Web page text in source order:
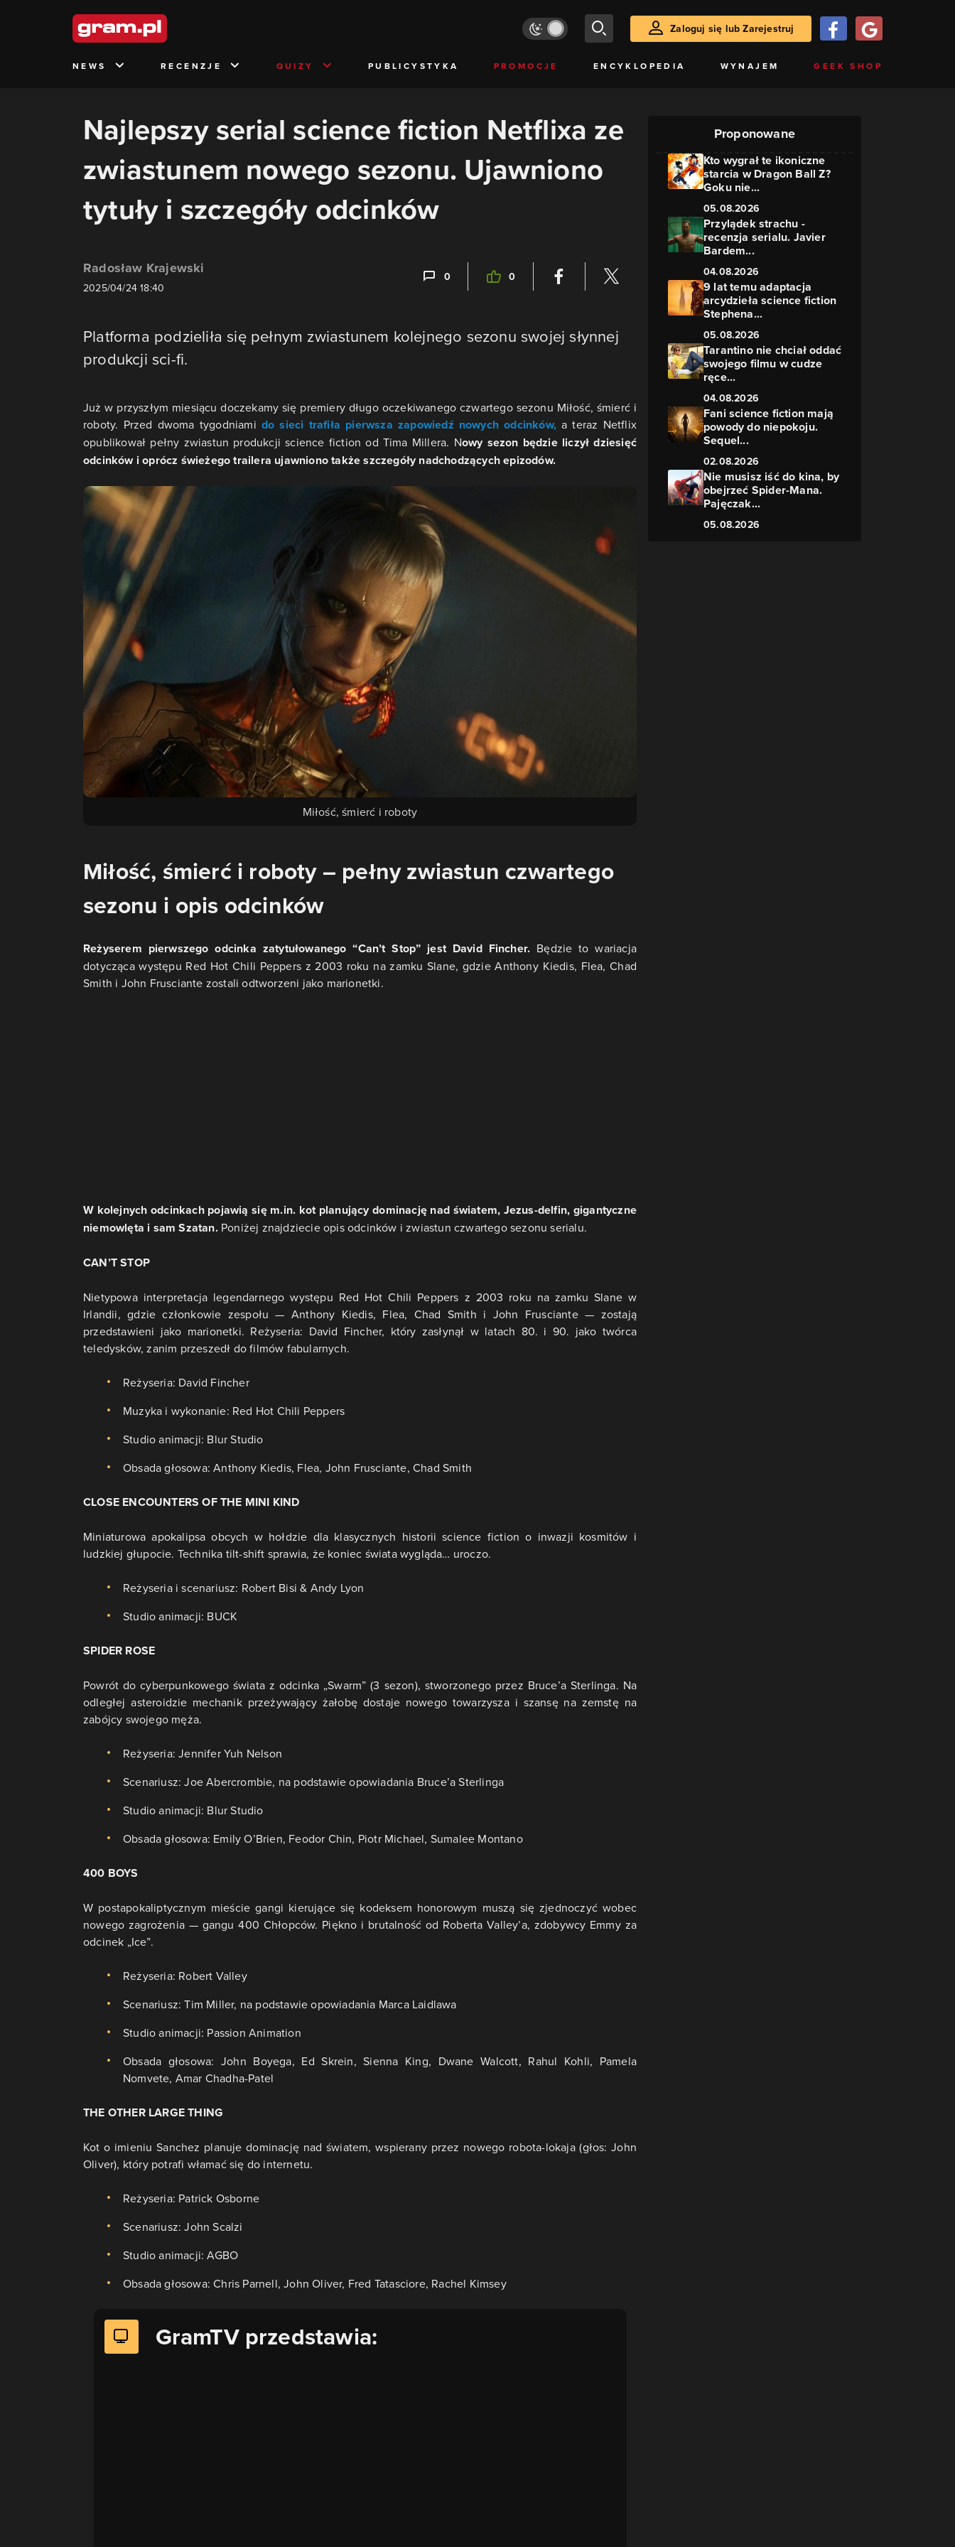
Zaloguj się lub Zarejestruj
NEWS RECENZJE QUIZY PUBLICYSTYKA PROMOCJE ENCYKLOPEDIA WYNAJEM GEEK SHOP
Najlepszy serial science fiction Netflixa ze
zwiastunem nowego sezonu. Ujawniono
tytuły i szczegóły odcinków
Radosław Krajewski
2025/04/24 18:40
0 0
Platforma podzieliła się pełnym zwiastunem kolejnego sezonu swojej słynnej
produkcji sci-fi.
Już w przyszłym miesiącu doczekamy się premiery długo oczekiwanego czwartego sezonu Miłość, śmierć i
roboty. Przed dwoma tygodniami do sieci trafiła pierwsza zapowiedź nowych odcinków,a teraz Netflix
opublikował pełny zwiastun produkcji science fiction od Tima Millera. Nowy sezon będzie liczył dziesięć
odcinków i oprócz świeżego trailera ujawniono także szczegóły nadchodzących epizodów.
Miłość, śmierć i roboty
Miłość, śmierć i roboty – pełny zwiastun czwartego
sezonu i opis odcinków
Reżyserem pierwszego odcinka zatytułowanego “Can’t Stop” jest David Fincher. Będzie to wariacja
dotycząca występu Red Hot Chili Peppers z 2003 roku na zamku Slane, gdzie Anthony Kiedis, Flea, Chad
Smith i John Frusciante zostali odtworzeni jako marionetki.
W kolejnych odcinkach pojawią się m.in. kot planujący dominację nad światem, Jezus-delfin, gigantyczne
niemowlęta i sam Szatan.Poniżej znajdziecie opis odcinków i zwiastun czwartego sezonu serialu.
CAN’T STOP
Nietypowa interpretacja legendarnego występu Red Hot Chili Peppers z 2003 roku na zamku Slane w
Irlandii, gdzie członkowie zespołu — Anthony Kiedis, Flea, Chad Smith i John Frusciante — zostają
przedstawieni jako marionetki. Reżyseria: David Fincher, który zasłynął w latach 80. i 90. jako twórca
teledysków, zanim przeszedł do filmów fabularnych.
Reżyseria: David Fincher
Muzyka i wykonanie: Red Hot Chili Peppers
Studio animacji: Blur Studio
Obsada głosowa: Anthony Kiedis, Flea, John Frusciante, Chad Smith
CLOSE ENCOUNTERS OF THE MINI KIND
Miniaturowa apokalipsa obcych w hołdzie dla klasycznych historii science fiction o inwazji kosmitów i
ludzkiej głupocie. Technika tilt-shift sprawia, że koniec świata wygląda… uroczo.
Reżyseria i scenariusz: Robert Bisi & Andy Lyon
Studio animacji: BUCK
SPIDER ROSE
Powrót do cyberpunkowego świata z odcinka „Swarm” (3 sezon), stworzonego przez Bruce’a Sterlinga. Na
odległej asteroidzie mechanik przeżywający żałobę dostaje nowego towarzysza i szansę na zemstę na
zabójcy swojego męża.
Reżyseria: Jennifer Yuh Nelson
Scenariusz: Joe Abercrombie, na podstawie opowiadania Bruce’a Sterlinga
Studio animacji: Blur Studio
Obsada głosowa: Emily O’Brien, Feodor Chin, Piotr Michael, Sumalee Montano
400 BOYS
W postapokaliptycznym mieście gangi kierujące się kodeksem honorowym muszą się zjednoczyć wobec
nowego zagrożenia — gangu 400 Chłopców. Piękno i brutalność od Roberta Valley’a, zdobywcy Emmy za
odcinek „Ice”.
Reżyseria: Robert Valley
Scenariusz: Tim Miller, na podstawie opowiadania Marca Laidlawa
Studio animacji: Passion Animation
Obsada głosowa: John Boyega, Ed Skrein, Sienna King, Dwane Walcott, Rahul Kohli, Pamela
Nomvete, Amar Chadha-Patel
THE OTHER LARGE THING
Kot o imieniu Sanchez planuje dominację nad światem, wspierany przez nowego robota-lokaja (głos: John
Oliver), który potrafi włamać się do internetu.
Reżyseria: Patrick Osborne
Scenariusz: John Scalzi
Studio animacji: AGBO
Obsada głosowa: Chris Parnell, John Oliver, Fred Tatasciore, Rachel Kimsey
GramTV przedstawia:
Proponowane
Kto wygrał te ikoniczne
starcia w Dragon Ball Z?
Goku nie...
05.08.2026
Przylądek strachu -
recenzja serialu. Javier
Bardem...
04.08.2026
9 lat temu adaptacja
arcydzieła science fiction
Stephena...
05.08.2026
Tarantino nie chciał oddać
swojego filmu w cudze
ręce...
04.08.2026
Fani science fiction mają
powody do niepokoju.
Sequel...
02.08.2026
Nie musisz iść do kina, by
obejrzeć Spider-Mana.
Pajęczak...
05.08.2026